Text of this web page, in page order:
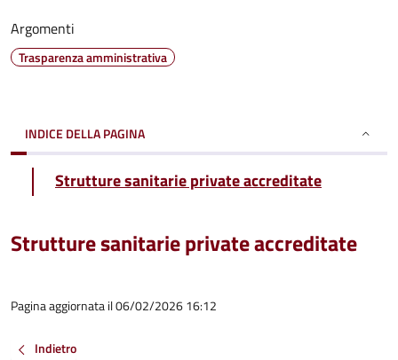
Argomenti
Trasparenza amministrativa
INDICE DELLA PAGINA
Strutture sanitarie private accreditate
Strutture sanitarie private accreditate
Pagina aggiornata il 06/02/2026 16:12
Indietro